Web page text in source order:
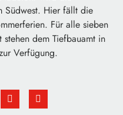
Südwest. Hier fällt die
Für alle sieben
dem Tiefbauamt in
Verfügung.